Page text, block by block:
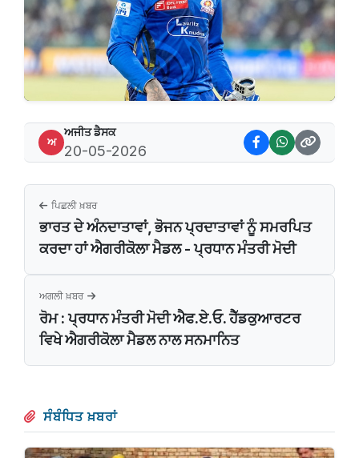
ਅ
ਅਜੀਤ ਡੈਸਕ
20-05-2026
ਪਿਛਲੀ ਖ਼ਬਰ
ਭਾਰਤ ਦੇ ਅੰਨਦਾਤਾਵਾਂ, ਭੋਜਨ ਪ੍ਰਦਾਤਾਵਾਂ ਨੂੰ ਸਮਰਪਿਤ
ਕਰਦਾ ਹਾਂ ਐਗਰੀਕੋਲਾ ਮੈਡਲ - ਪ੍ਰਧਾਨ ਮੰਤਰੀ ਮੋਦੀ
ਅਗਲੀ ਖ਼ਬਰ
ਰੋਮ : ਪ੍ਰਧਾਨ ਮੰਤਰੀ ਮੋਦੀ ਐਫ.ਏ.ਓ. ਹੈੱਡਕੁਆਰਟਰ
ਵਿਖੇ ਐਗਰੀਕੋਲਾ ਮੈਡਲ ਨਾਲ ਸਨਮਾਨਿਤ
ਸੰਬੰਧਿਤ ਖ਼ਬਰਾਂ